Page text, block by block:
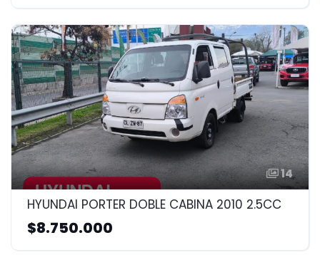
14
HYUNDAI PORTER DOBLE CABINA 2010 2.5CC
$8.750.000